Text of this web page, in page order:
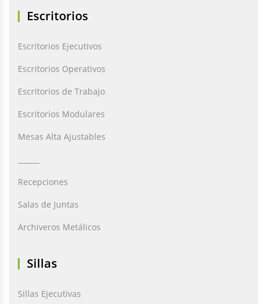
Escritorios
Escritorios Ejecutivos
Escritorios Operativos
Escritorios de Trabajo
Escritorios Modulares
Mesas Alta Ajustables
Recepciones
Salas de Juntas
Archiveros Metálicos
Sillas
Sillas Ejecutivas